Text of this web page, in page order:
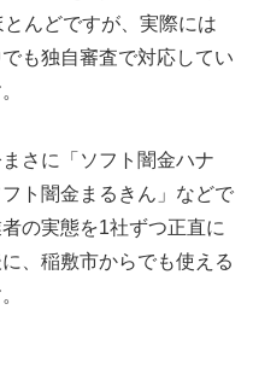
んどですが、実際には
も独自審査で対応してい
さに「ソフト闇金ハナ
ト闇金まるきん」などで
の実態を1社ずつ正直に
、稲敷市からでも使える